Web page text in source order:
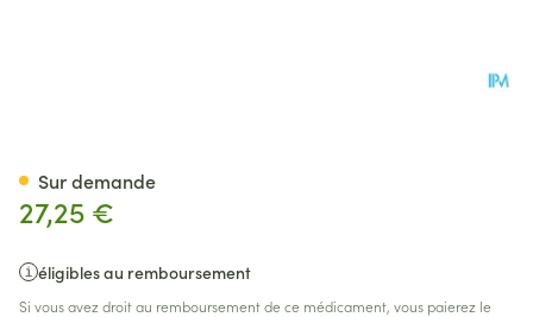
27,25 €
éligibles au remboursement
Si vous avez droit au remboursement de ce médicament, vous paierez le
Sur demande